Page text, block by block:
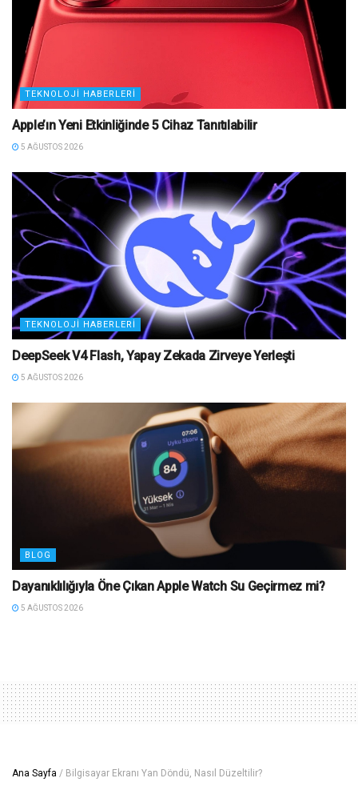
TEKNOLOJI HABERLERI
Apple’ın Yeni Etkinliğinde 5 Cihaz Tanıtılabilir
5 AĞUSTOS 2026
TEKNOLOJI HABERLERI
DeepSeek V4 Flash, Yapay Zekada Zirveye Yerleşti
5 AĞUSTOS 2026
BLOG
Dayanıklılığıyla Öne Çıkan Apple Watch Su Geçirmez mi?
5 AĞUSTOS 2026
Ana Sayfa / Bilgisayar Ekranı Yan Döndü, Nasıl Düzeltilir?